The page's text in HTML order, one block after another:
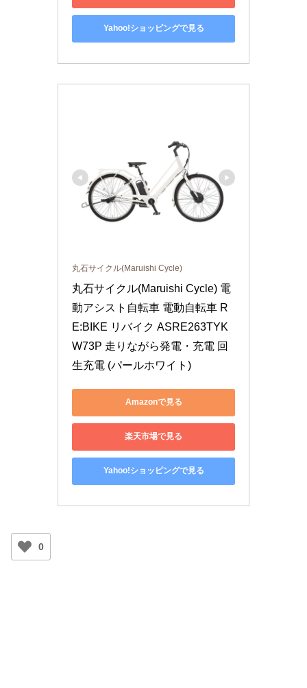
Yahoo!ショッピングで見る
丸石サイクル(Maruishi Cycle)
丸石サイクル(Maruishi Cycle) 電
動アシスト自転車 電動自転車 R
E:BIKE リバイク ASRE263TYK
W73P 走りながら発電・充電 回
生充電 (パールホワイト)
Amazonで見る
楽天市場で見る
Yahoo!ショッピングで見る
0